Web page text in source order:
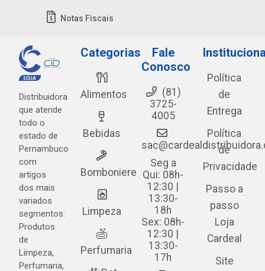
Notas Fiscais
Distribuidora
que atende
todo o
estado de
Pernambuco
com
artigos
dos mais
variados
segmentos:
Produtos
de
Limpeza,
Perfumaria,
Categorias
Alimentos
Bebidas
Bomboniere
Limpeza
Perfumaria
Fale
Conosco
(81)
3725-
4005
Seg a
Qui: 08h-
12:30 |
13:30-
18h
Sex: 08h-
12:30 |
13:30-
17h
Política
de
Entrega
Política
de
Privacidade
Passo a
passo
Loja
Cardeal
Site